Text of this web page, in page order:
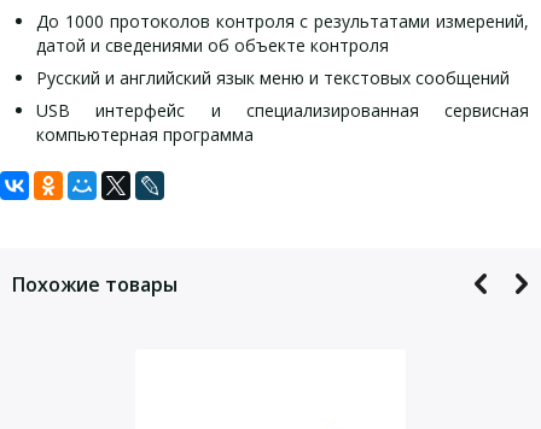
До 1000 протоколов контроля с результатами измерений,
датой и сведениями об объекте контроля
Русский и английский язык меню и текстовых сообщений
USB интерфейс и специализированная сервисная
компьютерная программа
Технические характеристики Пульсар
Диапазон показаний времени, мкс
10…20000
Комплект поставки ПУЛЬСАР-2.1
Электронный блок, чехол
Задать вопрос
Похожие товары